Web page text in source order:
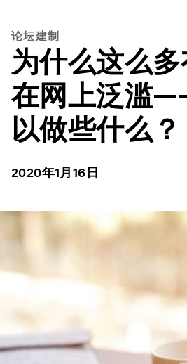
论坛建制
为什么这么
在网上泛滥
以做些什么？
2020年1月16日